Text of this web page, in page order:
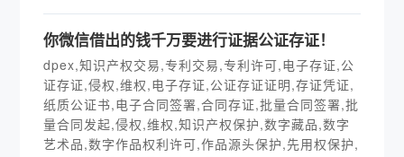
你微信借出的钱千万要进行证据公证存证！
dpex,知识产权交易,专利交易,专利许可,电子存证,公
证存证,侵权,维权,电子存证,公证存证证明,存证凭证,
纸质公证书,电子合同签署,合同存证,批量合同签署,批
量合同发起,侵权,维权,知识产权保护,数字藏品,数字
艺术品,数字作品权利许可,作品源头保护,先用权保护,